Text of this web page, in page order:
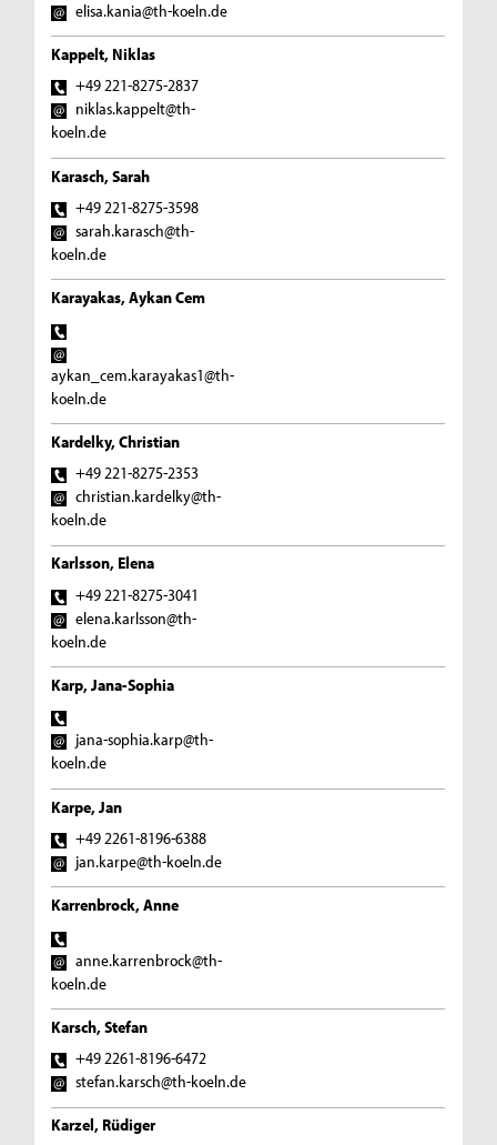
elisa.kania@th-koeln.de
Kappelt, Niklas
+49 221-8275-2837
niklas.kappelt@th-
koeln.de
Karasch, Sarah
+49 221-8275-3598
sarah.karasch@th-
koeln.de
Karayakas, Aykan Cem
aykan_cem.karayakas1@th-
koeln.de
Kardelky, Christian
+49 221-8275-2353
christian.kardelky@th-
koeln.de
Karlsson, Elena
+49 221-8275-3041
elena.karlsson@th-
koeln.de
Karp, Jana-Sophia
jana-sophia.karp@th-
koeln.de
Karpe, Jan
+49 2261-8196-6388
jan.karpe@th-koeln.de
Karrenbrock, Anne
anne.karrenbrock@th-
koeln.de
Karsch, Stefan
+49 2261-8196-6472
stefan.karsch@th-koeln.de
Karzel, Rüdiger